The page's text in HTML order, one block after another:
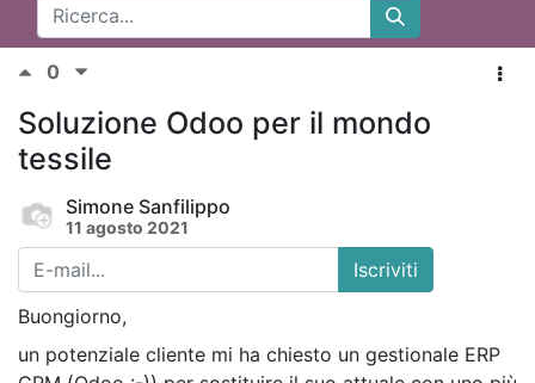
0
Soluzione Odoo per il mondo
tessile
Simone Sanfilippo
11 agosto 2021
Iscriviti
Buongiorno,
un potenziale cliente mi ha chiesto un gestionale ERP